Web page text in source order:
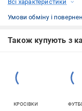
Всі характеристики
Умови обміну і
Також купують з
КРОСІВКИ